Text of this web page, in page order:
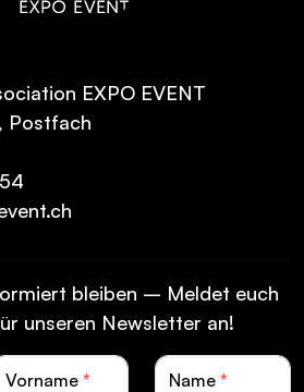
EXPO EVENT
Postfach
bleiben – Meldet euch
unseren Newsletter an!
Vorname * Name *